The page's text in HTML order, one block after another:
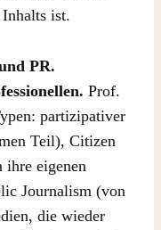
ist.
PR.
Prof.
partizipativer
Teil), Citizen
ihre eigenen
Journalism (von
die wieder